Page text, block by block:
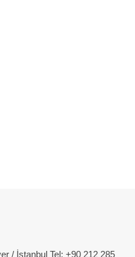
/ İstanbul Tel: +90 212 285